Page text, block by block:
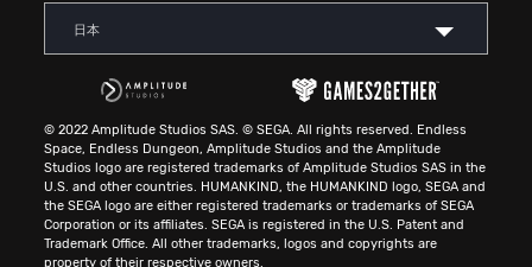
日本
© 2022 Amplitude Studios SAS. © SEGA. All rights reserved. Endless
Space, Endless Dungeon, Amplitude Studios and the Amplitude
Studios logo are registered trademarks of Amplitude Studios SAS in the
U.S. and other countries. HUMANKIND, the HUMANKIND logo, SEGA and
the SEGA logo are either registered trademarks or trademarks of SEGA
Corporation or its affiliates. SEGA is registered in the U.S. Patent and
Trademark Office. All other trademarks, logos and copyrights are
property of their respective owners.